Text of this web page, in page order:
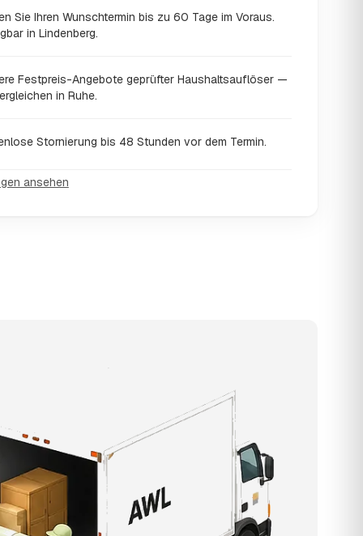
Sie Ihren Wunschtermin bis zu 60 Tage im Voraus.
in Lindenberg.
Festpreis-Angebote geprüfter Haushaltsauflöser —
in Ruhe.
Stornierung bis 48 Stunden vor dem Termin.
ansehen